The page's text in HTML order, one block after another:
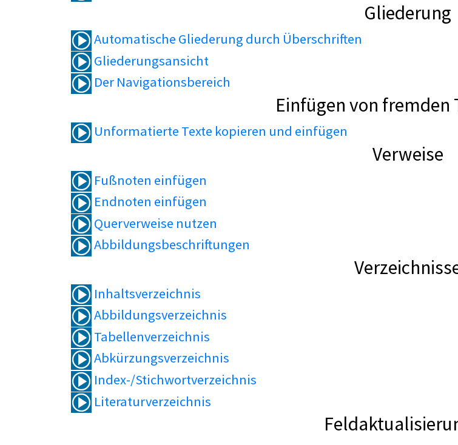
Gliederung
Automatische Gliederung durch Überschriften
Gliederungsansicht
Der Navigationsbereich
Einfügen von fremden
Unformatierte Texte kopieren und einfügen
Verweise
Fußnoten einfügen
Endnoten einfügen
Querverweise nutzen
Abbildungsbeschriftungen
Inhaltsverzeichnis
Abbildungsverzeichnis
Tabellenverzeichnis
Abkürzungsverzeichnis
Index-/Stichwortverzeichnis
Literaturverzeichnis